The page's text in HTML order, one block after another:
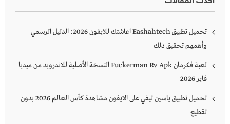
تحميل تطبيق Eashahtech اعاشتك للايفون 2026: الدليل الرسمي
وأهمهم تحقيق ذلك
لعبة فكرمان Fuckerman Rv Apk النسخة الأصلية للاندرويد من ميديا
فاير 2026
تحميل تطبيق ياسين تيفي على الايفون مشاهدة كأس العالم 2026 بدون
تقطيع